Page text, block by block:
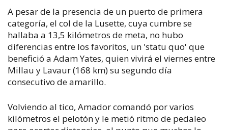
A pesar de la presencia de un puerto de primera
categoría, el col de la Lusette, cuya cumbre se
hallaba a 13,5 kilómetros de meta, no hubo
diferencias entre los favoritos, un 'statu quo' que
benefició a Adam Yates, quien vivirá el viernes entre
Millau y Lavaur (168 km) su segundo día
consecutivo de amarillo.
Volviendo al tico, Amador comandó por varios
kilómetros el pelotón y le metió ritmo de pedaleo